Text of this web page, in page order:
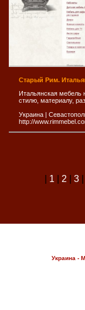
Старый Рим.
Итальянская мебель
стилю, материалу,
Украина |
http://
1 2 3|
Украина -